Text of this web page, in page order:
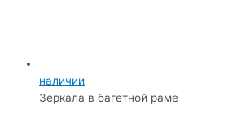
наличии
Зеркала в багетной раме